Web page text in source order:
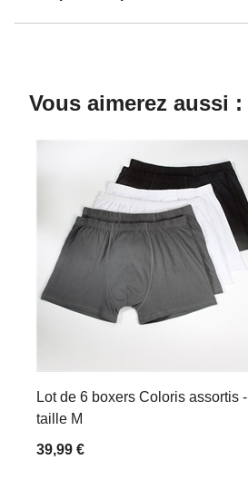
Vous aimerez aussi :
Lot de 6 boxers Coloris assortis -
taille M
39,99 €